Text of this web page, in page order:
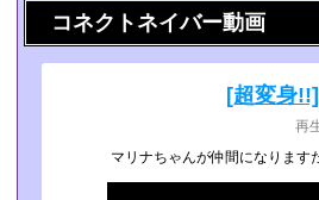
コネクトネイバー動画
[超変身
再
マリナちゃんが仲間になります